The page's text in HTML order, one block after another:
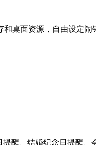
桌面资源，自由设定
醒、结婚纪念日提醒